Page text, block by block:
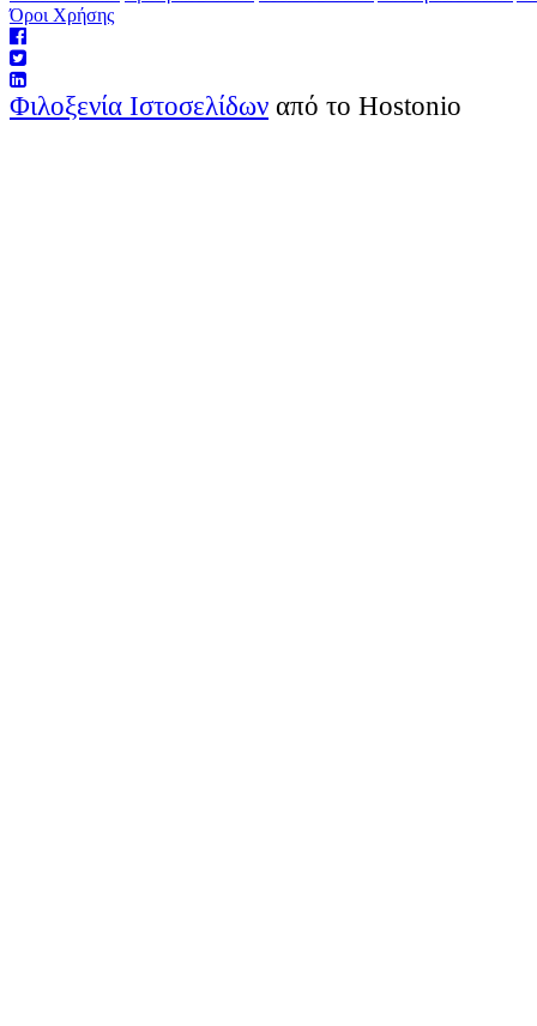
Όροι Χρήσης
Φιλοξενία Ιστοσελίδων από το Hostonio